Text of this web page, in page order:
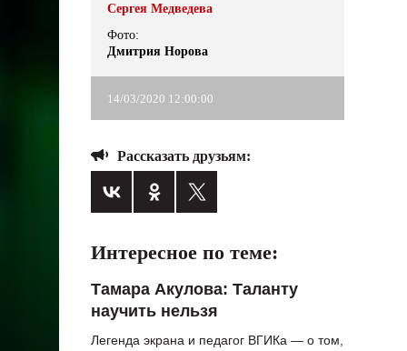
ГОРОДСКОЙ ПОРТАЛ
НОВОСТИ
ВОПРОС НЕДЕЛИ
СТИЛЬ ЖИЗНИ
ХАЙП
Сергея Медведева
Фото:
Дмитрия Норова
14/03/2020 12:00:00
Рассказать друзьям:
Интересное по теме:
Тамара Акулова: Таланту
научить нельзя
Легенда экрана и педагог ВГИКа — о том,